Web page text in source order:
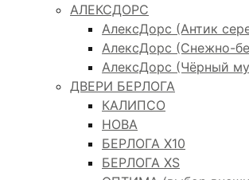
АЛЕКСДОРС
АлексДорс (Антик
АлексДорс (Снежно-
АлексДорс (Чёрный
ДВЕРИ БЕРЛОГА
КАЛИПСО
НОВА
БЕРЛОГА Х10
БЕРЛОГА XS